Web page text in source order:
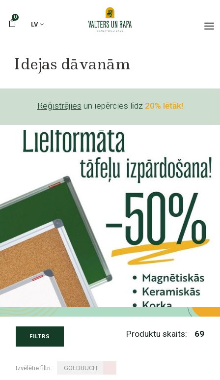
0
LV
Idejas dāvanām
Reģistrējies un iepērcies līdz 20% lētāk!
FILTRS Produktu skaits: 69
Izvēlētie filtri: GOLDBUCH